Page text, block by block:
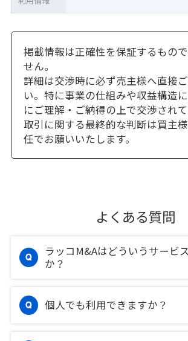
掲載情報は正確性を保証するもの
せん。
詳細は交渉時に必ず売主様へ直接
い。特に事業の仕組みや収益構造
にご理解・ご納得の上で交渉されて
取引に関する最終的な判断は買主
任でお願いいたします。
よくある質問
ラッコM&Aはどういうサービ
か？
個人でも利用できますか？